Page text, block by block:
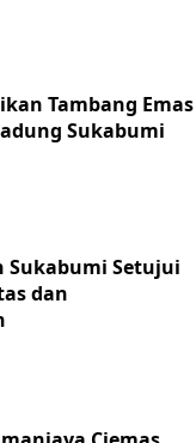
Tambang Emas
Sukabumi
Sukabumi Setujui
dan